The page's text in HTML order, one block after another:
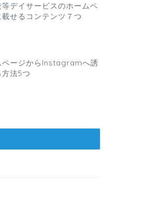
等デイサービスのホームペ
載せるコンテンツ７つ
ページからInstagramへ誘
法5つ